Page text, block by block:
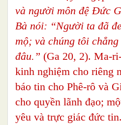
và người môn đệ Đức
Bà nói: “Người ta đã
mộ; và chúng tôi
đâu.” (Ga 20, 2). Ma-
kinh nghiệm cho riêng
báo tin cho Phê-rô và
cho quyền lãnh đạo;
yêu và trực giác đức